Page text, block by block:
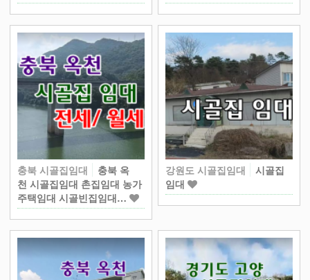
충북 시골집임대
충북 옥
천 시골집임대 촌집임대 농가
주택임대 시골빈집임대…
강원도 시골집임대
시골집
임대